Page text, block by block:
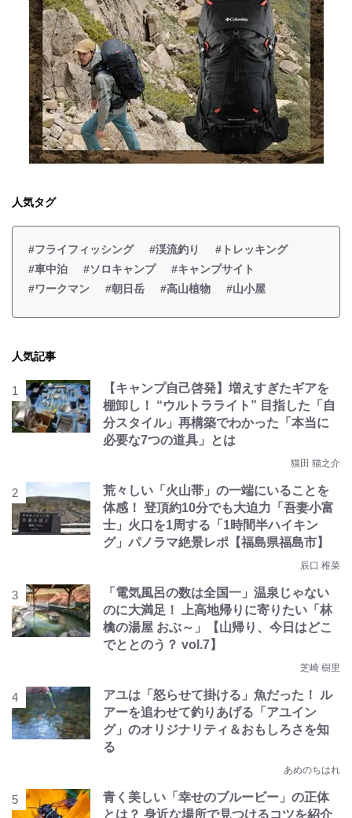
人気タグ
#フライフィッシング #渓流釣り
#トレッキング
#車中泊
#ソロキャンプ
#キャンプサイト
#ワークマン
#朝日岳 #高山植物 #山小屋
人気記事
【キャンプ自己啓発】増えすぎたギアを
棚卸し！ “ウルトラライト” 目指した「自
分スタイル」再構築でわかった「本当に
必要な7つの道具」とは
猫田 猫之介
荒々しい「火山帯」の一端にいることを
体感！ 登頂約10分でも大迫力「吾妻小富
士」火口を1周する「1時間半ハイキン
グ」パノラマ絶景レポ【福島県福島市】
辰口 稚菜
「電気風呂の数は全国一」温泉じゃない
のに大満足！ 上高地帰りに寄りたい「林
檎の湯屋 おぶ～」【山帰り、今日はどこ
でととのう？ vol.7】
芝崎 樹里
アユは「怒らせて掛ける」魚だった！ ル
アーを追わせて釣りあげる「アユイン
グ」のオリジナリティ＆おもしろさを知
る
あめのちはれ
青く美しい「幸せのブルービー」の正体
とは？ 身近な場所で見つけるコツを紹介